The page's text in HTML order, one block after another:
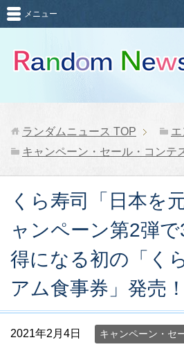
メニュー
ランダムニュース TOP
エ
キャンペーン・セール・コンテ
くら寿司「日本を
ャンペーン第2弾
得になる初の「く
アム食事券」発売！
2021年2月4日 キャンペーン・セ